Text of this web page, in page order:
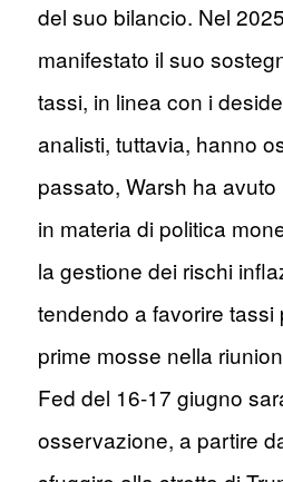
del suo bilancio. Nel
manifestato il suo
tassi, in linea con i
analisti, tuttavia, hanno
passato, Warsh ha
in materia di politica
la gestione dei rischi
tendendo a favorire tassi
prime mosse nella
Fed del 16-17 giugno
osservazione, a partire